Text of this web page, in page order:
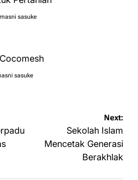
masni sasuke
sasuke
Next:
Sekolah Islam
Mencetak Generasi
Berakhlak